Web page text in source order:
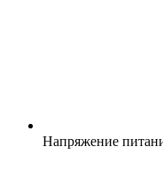
Напряжение